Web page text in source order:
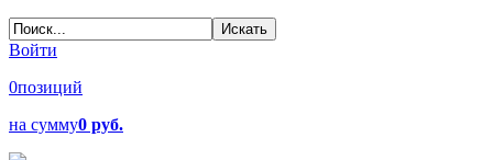
Войти
0позиций
на сумму0 руб.